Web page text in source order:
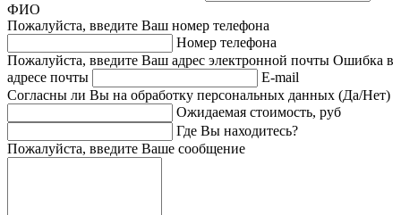
ФИО
Пожалуйста, введите Ваш номер телефона
Номер телефона
Пожалуйста, введите Ваш адрес электронной почты Ошибка в
адресе почты
E-mail
Согласны ли Вы на обработку персональных данных (Да/Нет)
Ожидаемая стоимость, руб
Где Вы находитесь?
Пожалуйста, введите Ваше сообщение